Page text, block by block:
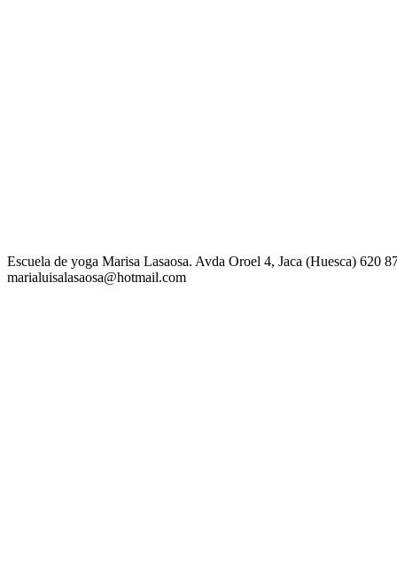
Escuela de yoga Marisa Lasaosa. Avda Oroel 4, Jaca (Huesca) 620
marialuisalasaosa@hotmail.com